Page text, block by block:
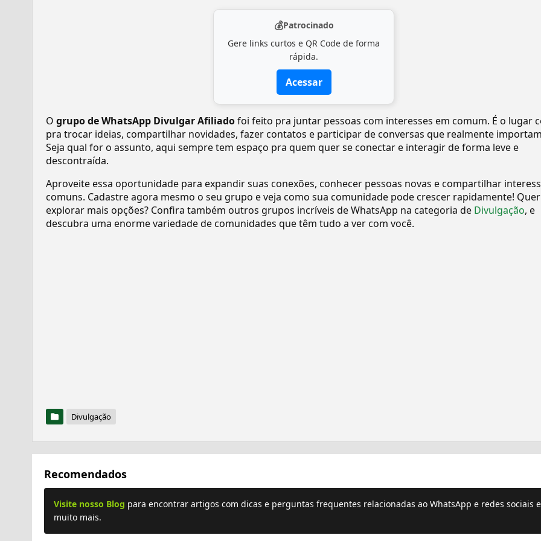
💰Patrocinado
Gere links curtos e QR Code de forma
rápida.
Acessar
O grupo de WhatsApp Divulgar Afiliadofoi feito pra juntar pessoas com interesses em comum. É o lugar
pra trocar ideias, compartilhar novidades, fazer contatos e participar de conversas que realmente
Seja qual for o assunto, aqui sempre tem espaço pra quem quer se conectar e interagir de forma leve e
descontraída.
Aproveite essa oportunidade para expandir suas conexões, conhecer pessoas novas e compartilhar
comuns. Cadastre agora mesmo o seu grupo e veja como sua comunidade pode crescer rapidamente! Quer
explorar mais opções? Confira também outros grupos incríveis de WhatsApp na categoria de Divulgação, e
descubra uma enorme variedade de comunidades que têm tudo a ver com você.
Divulgação
Recomendados
Visite nosso Blog para encontrar artigos com dicas e perguntas frequentes relacionadas ao WhatsApp e redes sociais e
muito mais.